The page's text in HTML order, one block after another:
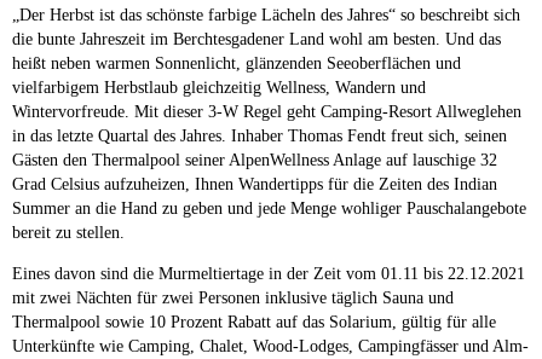
Touristik
„Der Herbst ist das schönste farbige Lächeln des Jahres“ so beschreibt sich
die bunte Jahreszeit im Berchtesgadener Land wohl am besten. Und das
heißt neben warmen Sonnenlicht, glänzenden Seeoberflächen und
vielfarbigem Herbstlaub gleichzeitig Wellness, Wandern und
Wintervorfreude. Mit dieser 3-W Regel geht Camping-Resort Allweglehen
in das letzte Quartal des Jahres. Inhaber Thomas Fendt freut sich, seinen
Gästen den Thermalpool seiner AlpenWellness Anlage auf lauschige 32
Grad Celsius aufzuheizen, Ihnen Wandertipps für die Zeiten des Indian
Summer an die Hand zu geben und jede Menge wohliger Pauschalangebote
bereit zu stellen.
Eines davon sind die Murmeltiertage in der Zeit vom 01.11 bis 22.12.2021
mit zwei Nächten für zwei Personen inklusive täglich Sauna und
Thermalpool sowie 10 Prozent Rabatt auf das Solarium, gültig für alle
Unterkünfte wie Camping, Chalet, Wood-Lodges, Campingfässer und Alm-